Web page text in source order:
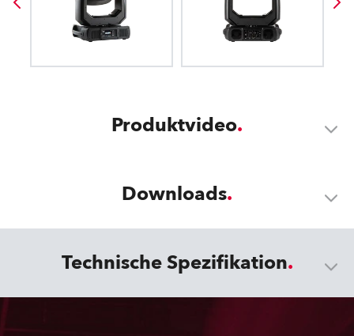
Produktvideo
Downloads
Technische Spezifikation